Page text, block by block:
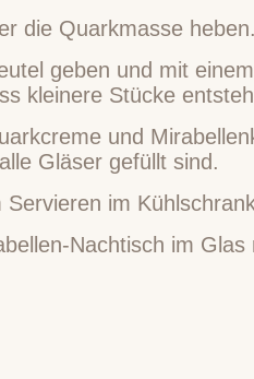
die Quarkmasse heben.
geben und mit
kleinere Stücke
und
Gläser gefüllt sind.
im
Nachtisch im Glas